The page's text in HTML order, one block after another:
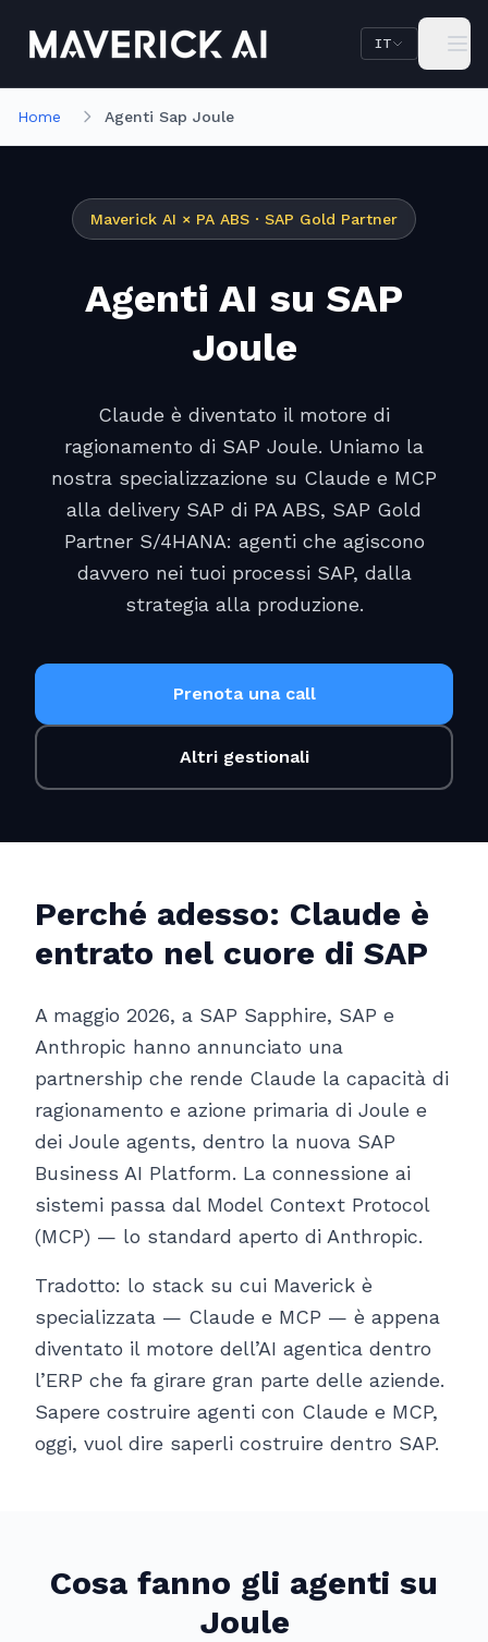
IT
Home Agenti Sap Joule
Maverick AI × PA ABS · SAP Gold Partner
Agenti AI su SAP
Joule
Claude è diventato il motore di
ragionamento di SAP Joule. Uniamo la
nostra specializzazione su Claude e MCP
alla delivery SAP di PA ABS, SAP Gold
Partner S/4HANA: agenti che agiscono
davvero nei tuoi processi SAP, dalla
strategia alla produzione.
Prenota una call
Altri gestionali
Perché adesso: Claude è
entrato nel cuore di SAP
A maggio 2026, a SAP Sapphire, SAP e
Anthropic hanno annunciato una
partnership che rende Claude la capacità di
ragionamento e azione primaria di Joule e
dei Joule agents, dentro la nuova SAP
Business AI Platform. La connessione ai
sistemi passa dal Model Context Protocol
(MCP) — lo standard aperto di Anthropic.
Tradotto: lo stack su cui Maverick è
specializzata — Claude e MCP — è appena
diventato il motore dell’AI agentica dentro
l’ERP che fa girare gran parte delle aziende.
Sapere costruire agenti con Claude e MCP,
oggi, vuol dire saperli costruire dentro SAP.
Cosa fanno gli agenti su
Joule